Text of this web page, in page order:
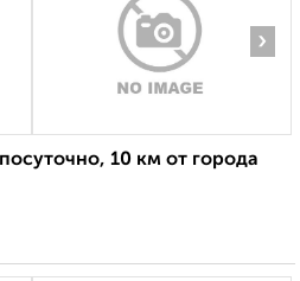
›
10 км от города